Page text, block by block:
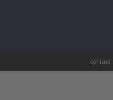
Kontakt